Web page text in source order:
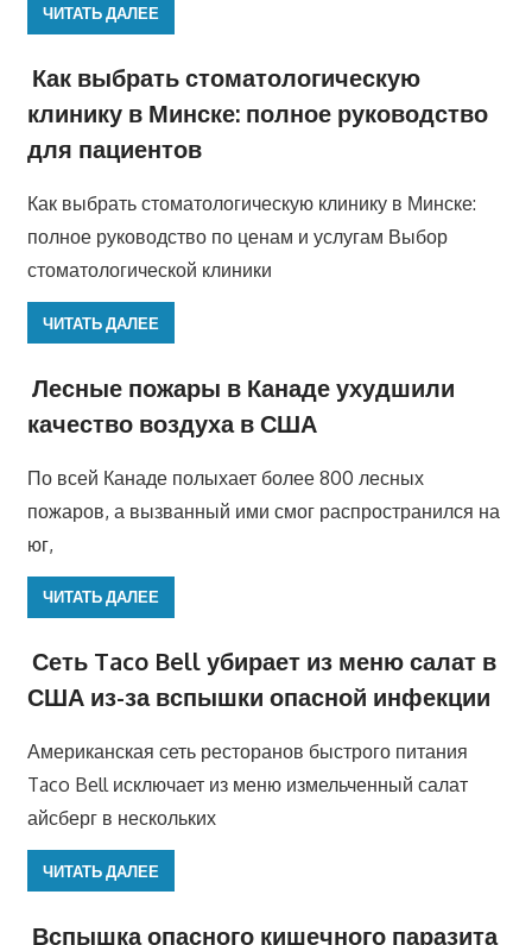
ЧИТАТЬ ДАЛЕЕ
Как выбрать стоматологическую
клинику в Минске: полное руководство
для пациентов
Как выбрать стоматологическую клинику в Минске:
полное руководство по ценам и услугам Выбор
стоматологической клиники
ЧИТАТЬ ДАЛЕЕ
Лесные пожары в Канаде ухудшили
качество воздуха в США
По всей Канаде полыхает более 800 лесных
пожаров, а вызванный ими смог распространился на
юг,
ЧИТАТЬ ДАЛЕЕ
Сеть Taco Bell убирает из меню салат в
США из-за вспышки опасной инфекции
Американская сеть ресторанов быстрого питания
Taco Bell исключает из меню измельченный салат
айсберг в нескольких
ЧИТАТЬ ДАЛЕЕ
Вспышка опасного кишечного паразита